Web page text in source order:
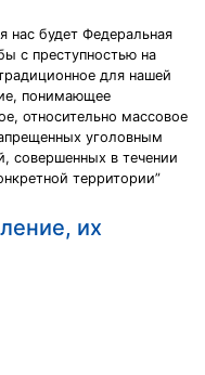
нас будет Федеральная
с преступностью на
для нашей
понимающее
относительно массовое
уголовным
совершенных в течении
территории”
их